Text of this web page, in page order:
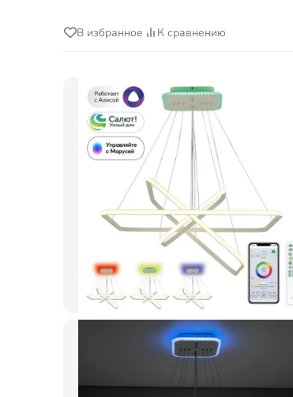
В избранное К сравнению